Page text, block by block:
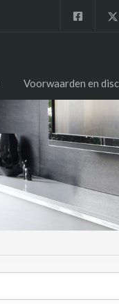
Voorwaarden en